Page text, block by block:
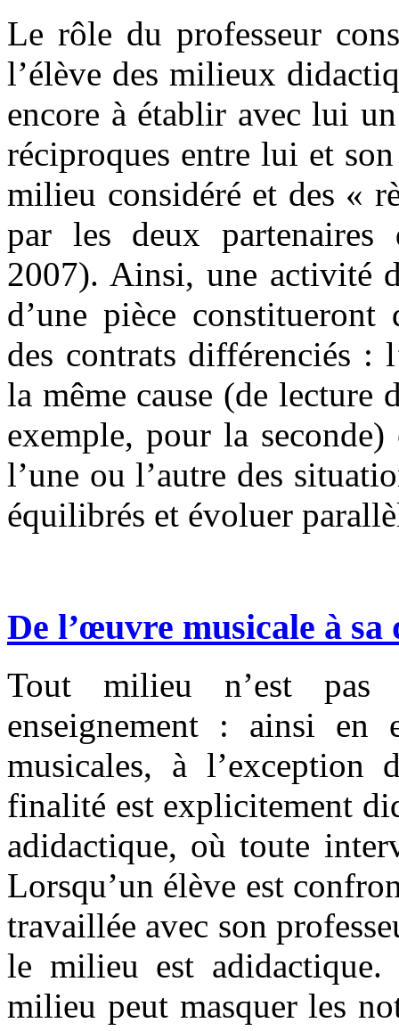
Le rôle du professeur
l’élève des milieux
encore à établir avec lui
réciproques entre lui et
milieu considéré et des «
par les deux partenaires
2007). Ainsi, une activité
d’une pièce
des contrats différenciés :
la même cause (de lecture
exemple, pour la
l’une ou l’autre des
équilibrés et évoluer
De l’œuvre musicale à
Tout milieu n’est pas
enseignement : ainsi
musicales, à l’exception
finalité est explicitement
adidactique, où toute
Lorsqu’un élève est
travaillée avec son
le milieu est adidactique.
milieu peut masquer les